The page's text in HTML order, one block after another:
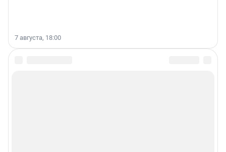
7 августа, 18:00